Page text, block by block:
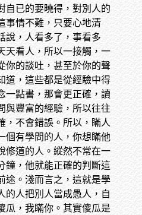
自已的要曉得，對別人的
事情不難，只要心地清
說，人看多了，事看多
天看人，所以一接觸，一
你的談吐，甚至於你的聲
道，這些都是從經驗中得
一點書，那會更正確，讀
與豐富的經驗，所以往往
，不會錯誤。所以，瞞人
個有學問的人，你想瞞他
修道的人。縱然不常在一
鐘，他就能正確的判斷這
途。淺而言之，這就是學
的人把別人當成愚人，自
瓜，我瞞你。其實傻瓜是